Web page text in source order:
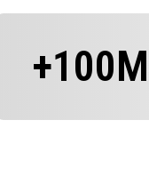
+100M